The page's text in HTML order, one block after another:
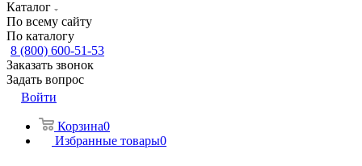
Каталог
По всему сайту
По каталогу
8 (800) 600-51-53
Заказать звонок
Задать вопрос
Войти
Корзина0
Избранные товары0